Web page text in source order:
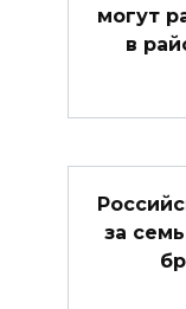
могут
в
за